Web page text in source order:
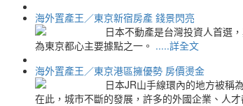
海外置產王／東京新宿房產 錢景閃亮
日本不動產是台灣投資人首選
為東京都心主要據點之一。 .....詳全文
海外置產王／東京港區擁優勢 房價燙金
日本JR山手線環內的地方被稱
在此，城市不斷的發展，許多的外國企業、人